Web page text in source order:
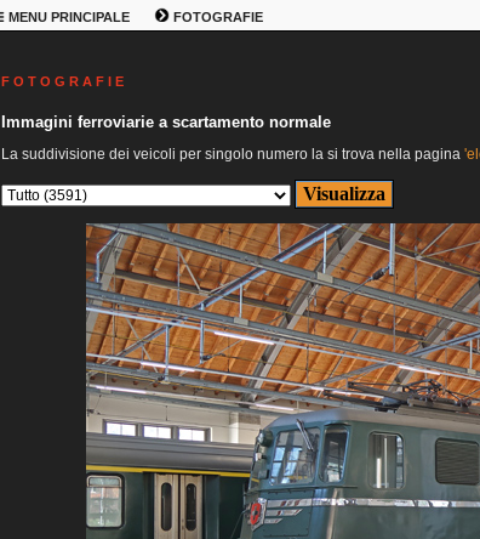
MENU PRINCIPALE FOTOGRAFIE
F O T O G R A F I E
Immagini ferroviarie a scartamento normale
La suddivisione dei veicoli per singolo numero la si trova nella pagina